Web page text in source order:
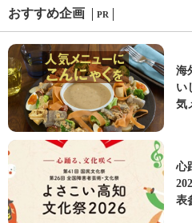
おすすめ企画 PR
海
い
気
心
表